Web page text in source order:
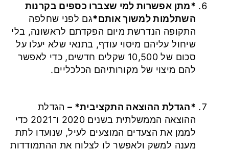
*מתן אפשרות למי שצברו כספים בקרנות
השתלמות למשוך אותם*גם לפני שחלפה
התקופה הנדרשת מיום הפקדתם לראשונה, בלי
שיחול עליהם מיסוי עודף, בתנאי שלא יעלו על
סכום של 10,500 שקלים חדשים, כדי לאפשר
להם מיצוי של מקורותיהם הכלכליים.
*הגדלת ההוצאה התקציבית* – הגדלת
ההוצאה הממשלתית בשנים 2020 ו־2021 כדי
לממן את הצעדים המוצעים לעיל, שנועדו לתת
מענה למשק ולאפשר לו לצלוח את ההתמודדות